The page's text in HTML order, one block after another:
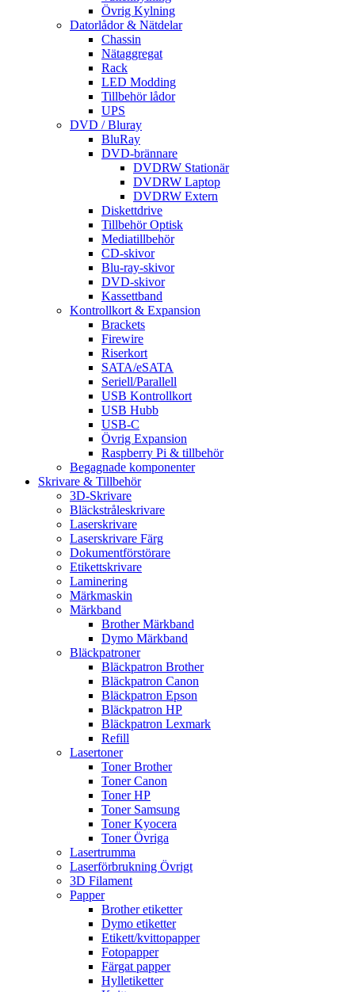
Övrig Kylning
Datorlådor & Nätdelar
Chassin
Nätaggregat
Rack
LED Modding
Tillbehör lådor
UPS
DVD / Bluray
BluRay
DVD-brännare
DVDRW Stationär
DVDRW Laptop
DVDRW Extern
Diskettdrive
Tillbehör Optisk
Mediatillbehör
CD-skivor
Blu-ray-skivor
DVD-skivor
Kassettband
Kontrollkort & Expansion
Brackets
Firewire
Riserkort
SATA/eSATA
Seriell/Parallell
USB Kontrollkort
USB Hubb
USB-C
Övrig Expansion
Raspberry Pi & tillbehör
Begagnade komponenter
Skrivare & Tillbehör
3D-Skrivare
Bläckstråleskrivare
Laserskrivare
Laserskrivare Färg
Dokumentförstörare
Etikettskrivare
Laminering
Märkmaskin
Märkband
Brother Märkband
Dymo Märkband
Bläckpatroner
Bläckpatron Brother
Bläckpatron Canon
Bläckpatron Epson
Bläckpatron HP
Bläckpatron Lexmark
Refill
Lasertoner
Toner Brother
Toner Canon
Toner HP
Toner Samsung
Toner Kyocera
Toner Övriga
Lasertrumma
Laserförbrukning Övrigt
3D Filament
Papper
Brother etiketter
Dymo etiketter
Etikett/kvittopapper
Fotopapper
Färgat papper
Hylletiketter